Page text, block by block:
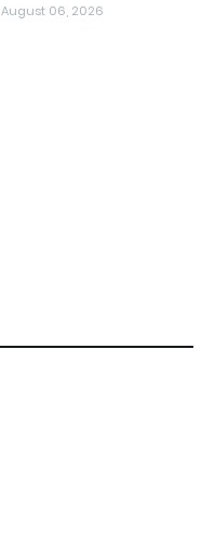
August 06, 2026